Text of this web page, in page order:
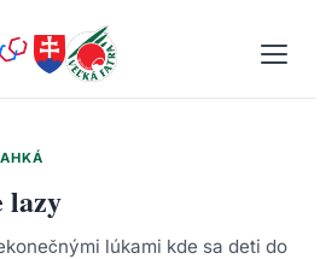
lazy
lúkami kde sa deti do